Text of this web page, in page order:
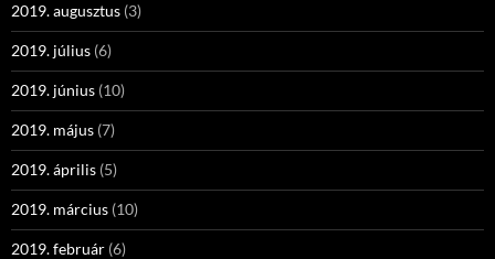
2019. augusztus (3)
2019. július (6)
2019. június (10)
2019. május (7)
2019. április (5)
2019. március (10)
2019. február (6)